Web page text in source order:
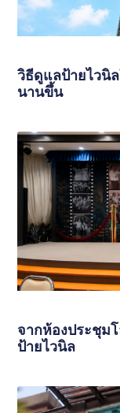
วิธีดูแลป้ายไวนิ
นานขึ้น
จากห้องประชุม
ป้ายไวนิล